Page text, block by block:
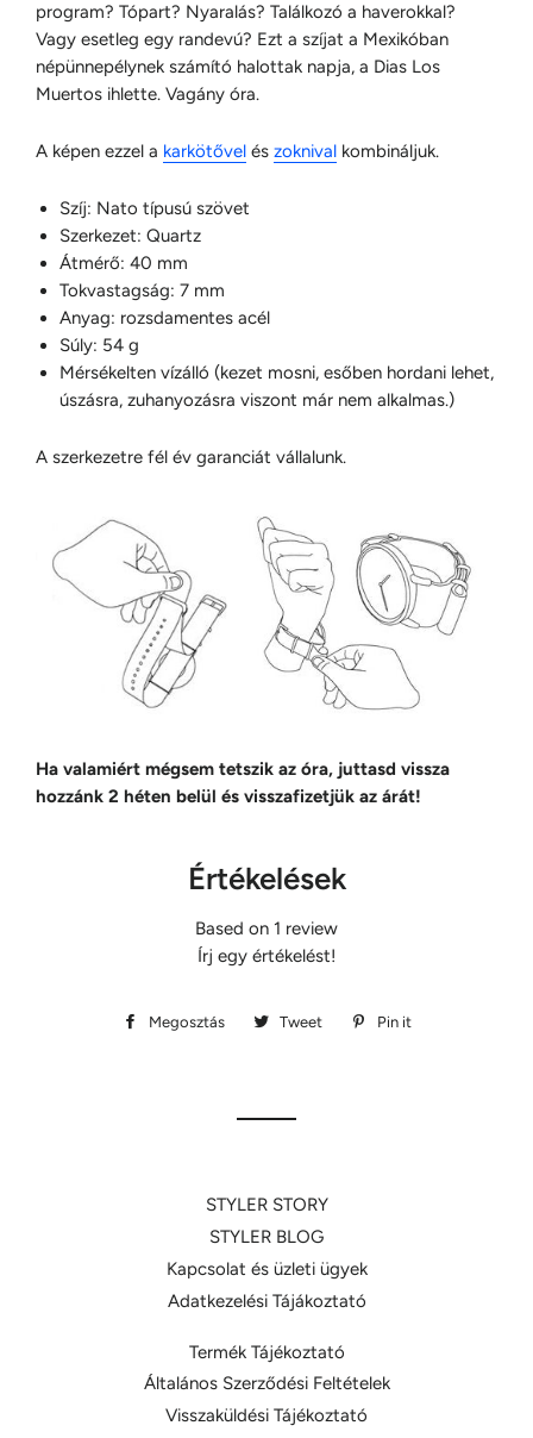
program? Tópart? Nyaralás? Találkozó a haverokkal?
Vagy esetleg egy randevú? Ezt a szíjat a Mexikóban
népünnepélynek számító halottak napja, a Dias Los
Muertos ihlette. Vagány óra.
A képen ezzel a karkötővel és zoknival kombináljuk.
Szíj: Nato típusú szövet
Szerkezet: Quartz
Átmérő: 40 mm
Tokvastagság: 7 mm
Anyag: rozsdamentes acél
Súly: 54 g
Mérsékelten vízálló (kezet mosni, esőben hordani lehet,
úszásra, zuhanyozásra viszont már nem alkalmas.)
A szerkezetre fél év garanciát vállalunk.
Ha valamiért mégsem tetszik az óra, juttasd vissza
hozzánk 2 héten belül és visszafizetjük az árát!
Értékelések
Based on 1 review
Írj egy értékelést!
Megosztás
Megosztás
Tweet
Megosztás
Pin it
STYLER STORY
STYLER BLOG
Kapcsolat és üzleti ügyek
Adatkezelési Tájákoztató
Termék Tájékoztató
Általános Szerződési Feltételek
Visszaküldési Tájékoztató